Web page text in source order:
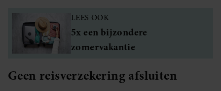
LEES OOK
5x een bijzondere
zomervakantie
Geen reisverzekering afsluiten